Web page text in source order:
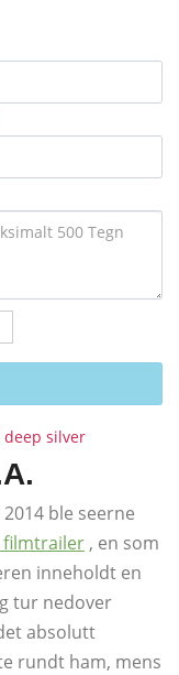
ble seerne
filmtrailer , en som
inneholdt en
tur nedover
absolutt
rundt ham, mens